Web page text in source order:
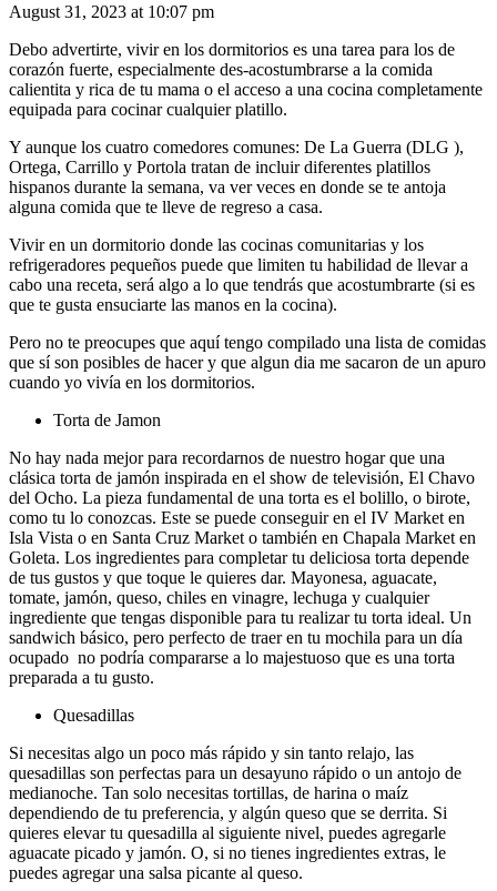
August 31, 2023 at 10:07 pm
Debo advertirte, vivir en los dormitorios es una tarea para los de
corazón fuerte, especialmente des-acostumbrarse a la comida
calientita y rica de tu mama o el acceso a una cocina completamente
equipada para cocinar cualquier platillo.
Y aunque los cuatro comedores comunes: De La Guerra (DLG ),
Ortega, Carrillo y Portola tratan de incluir diferentes platillos
hispanos durante la semana, va ver veces en donde se te antoja
alguna comida que te lleve de regreso a casa.
Vivir en un dormitorio donde las cocinas comunitarias y los
refrigeradores pequeños puede que limiten tu habilidad de llevar a
cabo una receta, será algo a lo que tendrás que acostumbrarte (si es
que te gusta ensuciarte las manos en la cocina).
Pero no te preocupes que aquí tengo compilado una lista de comidas
que sí son posibles de hacer y que algun dia me sacaron de un apuro
cuando yo vivía en los dormitorios.
Torta de Jamon
No hay nada mejor para recordarnos de nuestro hogar que una
clásica torta de jamón inspirada en el show de televisión, El Chavo
del Ocho. La pieza fundamental de una torta es el bolillo, o birote,
como tu lo conozcas. Este se puede conseguir en el IV Market en
Isla Vista o en Santa Cruz Market o también en Chapala Market en
Goleta. Los ingredientes para completar tu deliciosa torta depende
de tus gustos y que toque le quieres dar. Mayonesa, aguacate,
tomate, jamón, queso, chiles en vinagre, lechuga y cualquier
ingrediente que tengas disponible para tu realizar tu torta ideal. Un
sandwich básico, pero perfecto de traer en tu mochila para un día
ocupado no podría compararse a lo majestuoso que es una torta
preparada a tu gusto.
Quesadillas
Si necesitas algo un poco más rápido y sin tanto relajo, las
quesadillas son perfectas para un desayuno rápido o un antojo de
medianoche. Tan solo necesitas tortillas, de harina o maíz
dependiendo de tu preferencia, y algún queso que se derrita. Si
quieres elevar tu quesadilla al siguiente nivel, puedes agregarle
aguacate picado y jamón. O, si no tienes ingredientes extras, le
puedes agregar una salsa picante al queso.